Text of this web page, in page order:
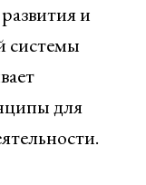
и
системы
для